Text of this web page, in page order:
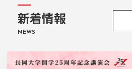
NEWS
新着情報